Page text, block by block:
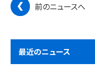
前のニュースへ
最近のニュース